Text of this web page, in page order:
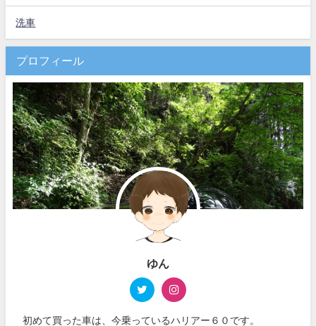
洗車
プロフィール
ゆん
初めて買った車は、今乗っているハリアー６０です。